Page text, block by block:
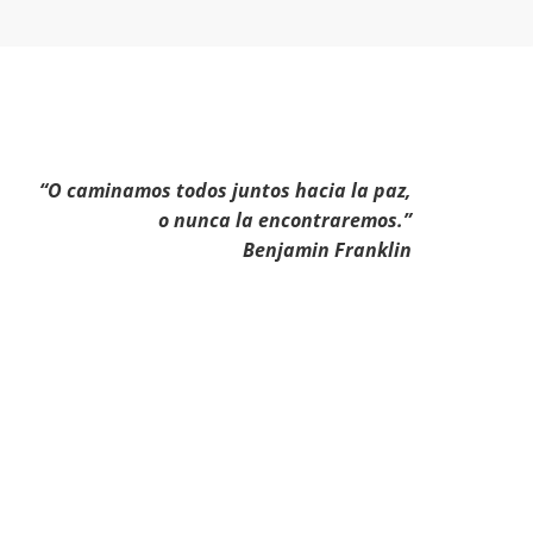
“O caminamos todos juntos hacia la paz,
o nunca la encontraremos.”
Benjamin Franklin